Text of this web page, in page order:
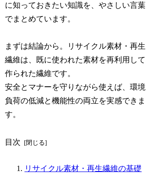
に知っておきたい知識を、やさしい言葉
でまとめています。
まずは結論から。リサイクル素材・再生
繊維は、既に使われた素材を再利用して
作られた繊維です。
安全とマナーを守りながら使えば、環境
負荷の低減と機能性の両立を実感できま
す。
目次
リサイクル素材・再生繊維の基礎